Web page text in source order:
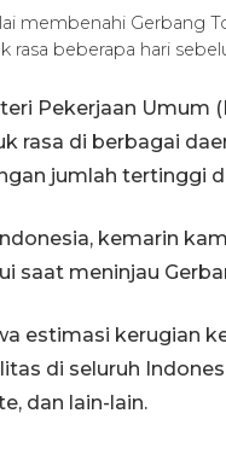
membenahi Gerbang
rasa beberapa hari
Pekerjaan
rasa di berbagai
jumlah tertinggi
kemarin
saat meninjau
estimasi kerugian
di seluruh
dan lain-lain.